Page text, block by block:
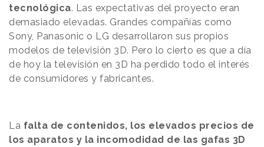
tecnológica. Las expectativas del proyecto eran
demasiado elevadas. Grandes compañías como
Sony, Panasonic o LG desarrollaron sus propios
modelos de televisión 3D. Pero lo cierto es que a día
de hoy la televisión en 3D ha perdido todo el interés
de consumidores y fabricantes.
La falta de contenidos, los elevados precios de
los aparatos y la incomodidad de las gafas 3D